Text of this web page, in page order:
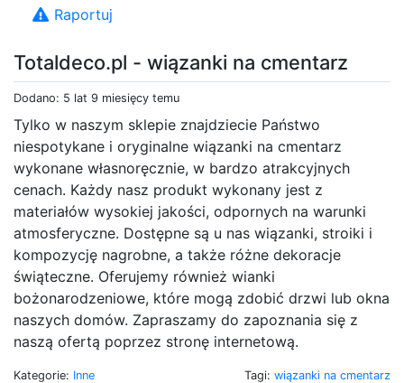
Totaldeco.pl - wiązanki na cmentarz
Dodano: 5 lat 9 miesięcy temu
Tylko w naszym sklepie znajdziecie Państwo
niespotykane i oryginalne wiązanki na cmentarz
wykonane własnoręcznie, w bardzo atrakcyjnych
cenach. Każdy nasz produkt wykonany jest z
materiałów wysokiej jakości, odpornych na warunki
atmosferyczne. Dostępne są u nas wiązanki, stroiki i
kompozycję nagrobne, a także różne dekoracje
świąteczne. Oferujemy również wianki
bożonarodzeniowe, które mogą zdobić drzwi lub okna
naszych domów. Zapraszamy do zapoznania się z
naszą ofertą poprzez stronę internetową.
Kategorie: Inne Tagi: wiązanki na cmentarz
Raportuj